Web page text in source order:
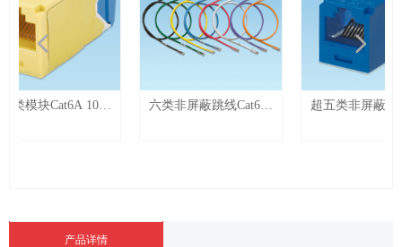
产品详情
块Cat6A 10G
六类非屏蔽跳线Cat6
超五类非屏蔽模块
넳 넲